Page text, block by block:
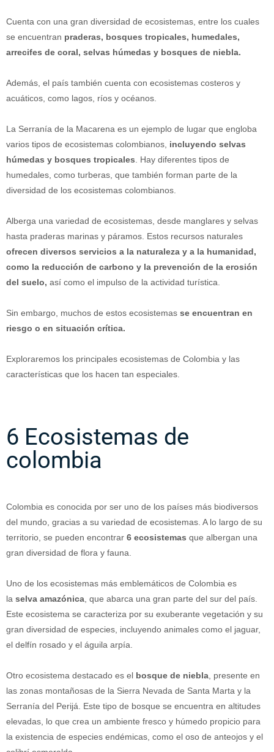
Cuenta con una gran diversidad de ecosistemas, entre los cuales
se encuentran praderas, bosques tropicales, humedales,
arrecifes de coral, selvas húmedas y bosques de niebla.
Además, el país también cuenta con ecosistemas costeros y
acuáticos, como lagos, ríos y océanos.
La Serranía de la Macarena es un ejemplo de lugar que engloba
varios tipos de ecosistemas colombianos, incluyendo selvas
húmedas y bosques tropicales . Hay diferentes tipos de
humedales, como turberas, que también forman parte de la
diversidad de los ecosistemas colombianos.
Alberga una variedad de ecosistemas desde manglares y selvas
hasta praderas marinas y páramos Estos recursos naturales
ofrecen diversos servicios a la naturaleza y a la humanidad,
como la reducción de carbono y la prevención de la erosión
del suelo, así como el impulso de la actividad turística
Sin embargo muchos de estos ecosistemas se encuentran en
riesgo o en situación crítica.
Exploraremos los principales ecosistemas de Colombia y las
características que los hacen tan especiales.
6 Ecosistemas de
colombia
Colombia es conocida por ser uno de los países más biodiversos
del mundo, gracias a su variedad de ecosistemas. A lo largo de su
territorio, se pueden encontrar 6 ecosistemas que albergan una
gran diversidad de flora y fauna.
Uno de los ecosistemas más emblemáticos de Colombia es
la selva amazónica , que abarca una gran parte del sur del país.
Este ecosistema se caracteriza por su exuberante vegetación y su
gran diversidad de especies, incluyendo animales como el jaguar,
el delfín rosado y el águila arpía.
Otro ecosistema destacado es el bosque de niebla , presente en
las zonas montañosas de la Sierra Nevada de Santa Marta y la
Serranía del Perijá. Este tipo de bosque se encuentra en altitudes
elevadas, lo que crea un ambiente fresco y húmedo propicio para
la existencia de especies endémicas, como el oso de anteojos y el